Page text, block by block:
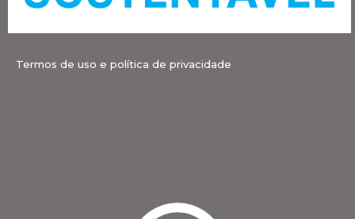
Termos de uso e política de privacidade